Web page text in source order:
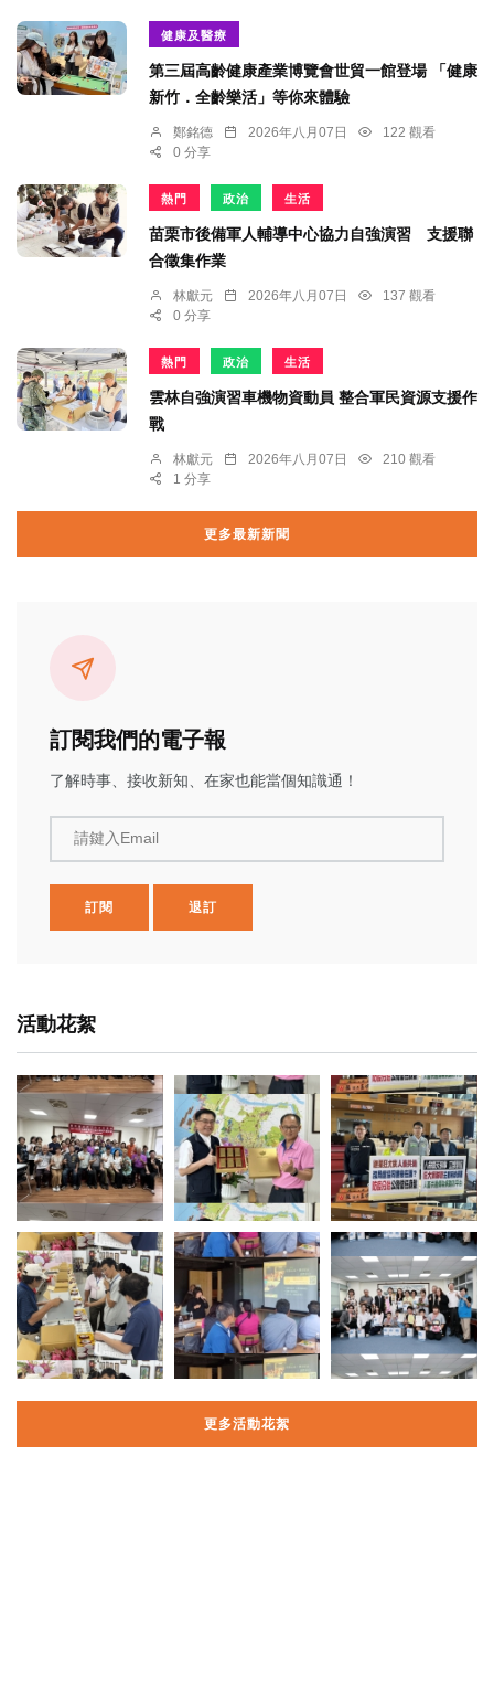
健康及醫療
第三屆高齡健康產業博覽會世貿一館登場 「健康
新竹．全齡樂活」等你來體驗
鄭銘德 2026年八月07日
122 觀看
0 分享
熱門 政治 生活
苗栗市後備軍人輔導中心協力自強演習 支援聯
合徵集作業
林獻元 2026年八月07日
137 觀看
0 分享
熱門 政治 生活
雲林自強演習車機物資動員 整合軍民資源支援作
戰
林獻元 2026年八月07日
210 觀看
1 分享
更多最新新聞
訂閱我們的電子報
了解時事、接收新知、在家也能當個知識通！
請鍵入Email
訂閱 退訂
活動花絮
更多活動花絮